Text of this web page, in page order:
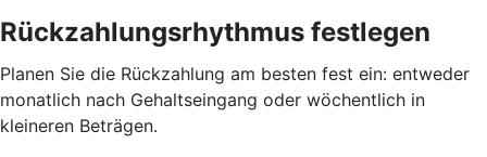
Rückzahlungsrhythmus festlegen
Planen Sie die Rückzahlung am besten fest ein: entweder
monatlich nach Gehaltseingang oder wöchentlich in
kleineren Beträgen.